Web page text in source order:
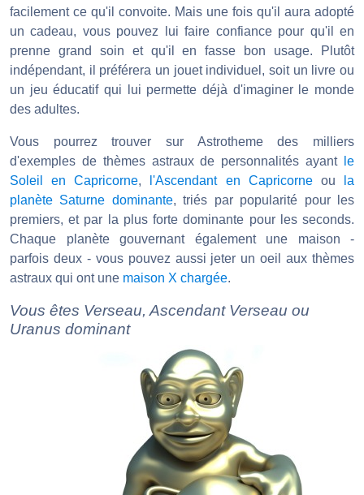
facilement ce qu'il convoite. Mais une fois qu'il aura adopté
un cadeau, vous pouvez lui faire confiance pour qu'il en
prenne grand soin et qu'il en fasse bon usage. Plutôt
indépendant, il préférera un jouet individuel, soit un livre ou
un jeu éducatif qui lui permette déjà d'imaginer le monde
des adultes.
Vous pourrez trouver sur Astrotheme des milliers
d'exemples de thèmes astraux de personnalités ayant
le
Soleil en Capricorne, l'Ascendant en Capricorneou
la
planète Saturne dominante, triés par popularité pour les
premiers, et par la plus forte dominante pour les seconds.
Chaque planète gouvernant également une maison -
parfois deux - vous pouvez aussi jeter un oeil aux thèmes
astraux qui ont une maison X chargée.
Vous êtes Verseau, Ascendant Verseau ou
Uranus dominant